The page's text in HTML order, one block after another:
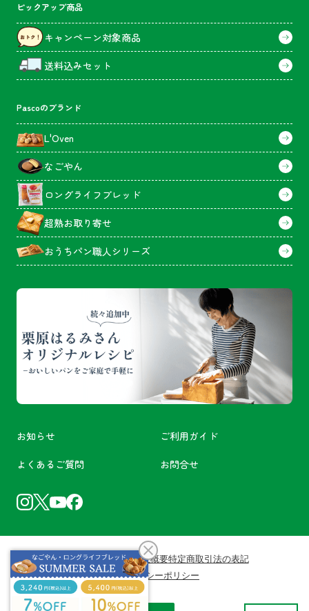
ピックアップ商品
キャンペーン対象商品
送料込みセット
Pascoのブランド
L'Oven
なごやん
ロングライフブレッド
超熟お取り寄せ
おうちパン職人シリーズ
お知らせ ご利用ガイド
よくあるご質問 お問合せ
利用規約会員規約会社概要特定商取引法の表記
プライバシーポリシー